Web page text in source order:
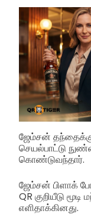
ஜேம்சன்
செயல்பாட்டு
கொண்டுவந்தார்.
ஜேம்சன் பிளாக்
QR குறியீடு
எளிதாக்கினது.